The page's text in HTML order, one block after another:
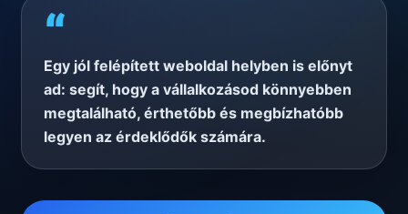
“
Egy jól felépített weboldal helyben is előnyt
ad: segít, hogy a vállalkozásod könnyebben
megtalálható, érthetőbb és megbízhatóbb
legyen az érdeklődők számára.